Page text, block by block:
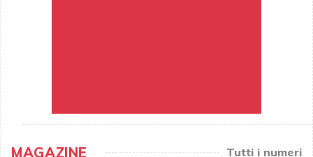
MAGAZINE Tutti i numeri